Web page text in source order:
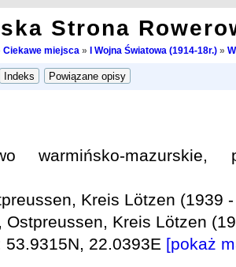
Strona
Ciekawe miejsca » I Wojna Światowa (1914-18r.)»
warmińsko-
Kreis Lötzen (1939
Ostpreussen, Kreis Lötzen
53.9315N, 22.0393E [pokaż